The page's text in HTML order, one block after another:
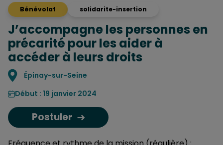
Bénévolat solidarite-insertion
J’accompagne les personnes en
précarité pour les aider à
accéder à leurs droits
Localisation
Épinay-sur-Seine
Début : 19 janvier 2024
Postuler